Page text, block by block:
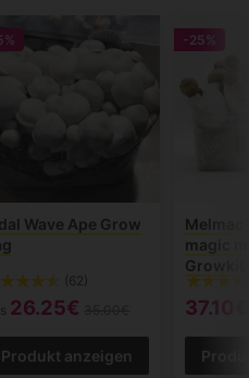
Wave Ape Grow
(62)
26.25€
Produkt anzeigen
-25%
Melmac
magic
Growkit
37.10€